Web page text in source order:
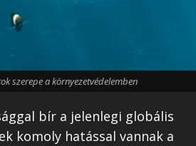
szerepe a környezetvédelemben
bír a jelenlegi globális
komoly hatással vannak a